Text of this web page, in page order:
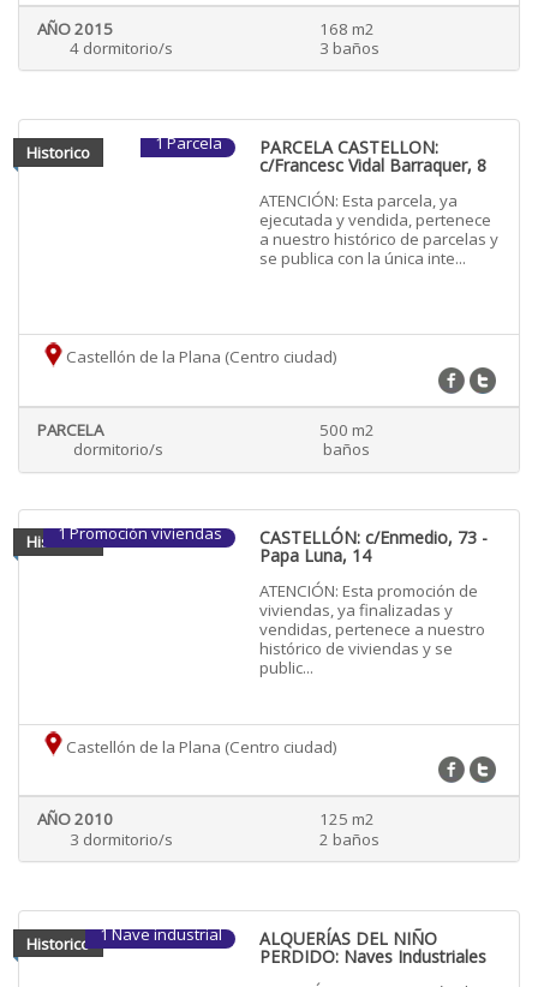
AÑO 2015
168 m2
4 dormitorio/s
3 baños
1 Parcela PARCELA CASTELLON:
c/Francesc Vidal Barraquer, 8
ATENCIÓN: Esta parcela, ya
ejecutada y vendida, pertenece
a nuestro histórico de parcelas y
se publica con la única inte...
Castellón de la Plana (Centro ciudad)
PARCELA
500 m2
dormitorio/s
baños
Historico
1 Promoción viviendas CASTELLÓN: c/Enmedio, 73 -
Papa Luna, 14
ATENCIÓN: Esta promoción de
viviendas, ya finalizadas y
vendidas, pertenece a nuestro
histórico de viviendas y se
public...
Castellón de la Plana (Centro ciudad)
AÑO 2010
125 m2
3 dormitorio/s
2 baños
Historico
1 Nave industrial ALQUERÍAS DEL NIÑO
PERDIDO: Naves Industriales
Historico